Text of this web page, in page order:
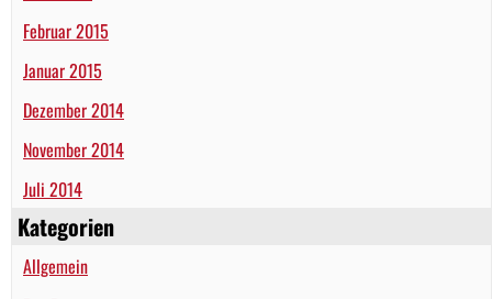
Februar 2015
Januar 2015
Dezember 2014
November 2014
Juli 2014
Kategorien
Allgemein